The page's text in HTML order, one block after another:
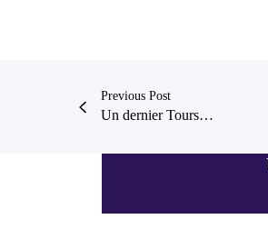
Previous Post
Un dernier Tours…